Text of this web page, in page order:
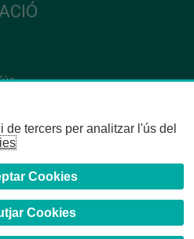
tercers per analitzar l'ús del
Cookies
Cookies